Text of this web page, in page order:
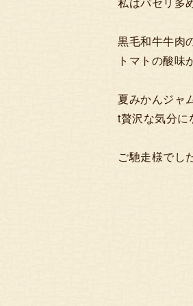
黒毛和牛牛肉
トマトの酸味
夏みかんジャ
t贅沢な気分に
ご馳走様でし